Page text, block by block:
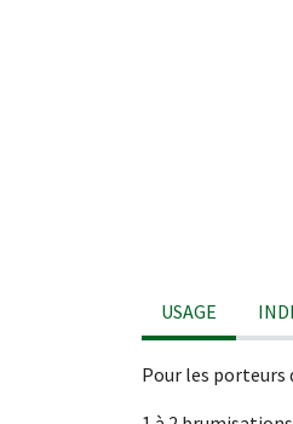
USAGE
Pour les porteurs